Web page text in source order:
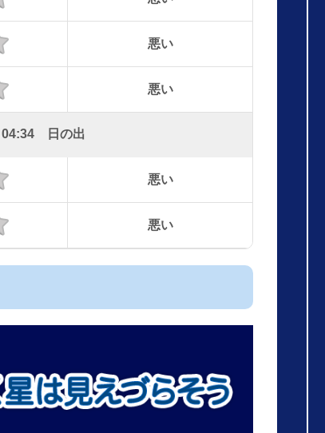
悪い
悪い
04:34 日の出
悪い
悪い